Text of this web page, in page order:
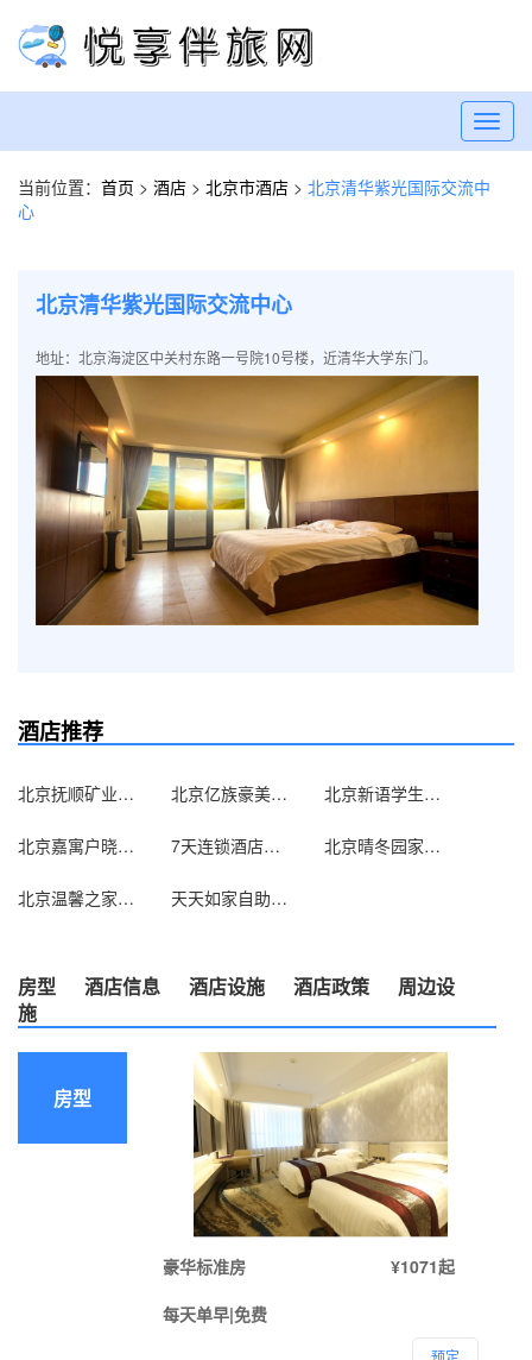
当前位置： 首页 > 酒店 > 北京市酒店 > 北京清华紫光国际交流中
心
北京清华紫光国际交流中心
地址：北京海淀区中关村东路一号院10号楼，近清华大学东门。
酒店推荐
北京抚顺矿业集团北京办事处 北京亿族豪美宾馆 北京新语学生求职公寓
北京嘉寓户晓酒店式公寓（原家喻户晓酒店式公寓） 7天连锁酒店（北京双井地铁家乐福店） 北京晴冬园家庭旅馆
北京温馨之家旅馆 天天如家自助服务式公寓（北京西直门店）
房型 酒店信息 酒店设施 酒店政策
周边设
施
房型
豪华标准房
¥1071起
每天单早|免费